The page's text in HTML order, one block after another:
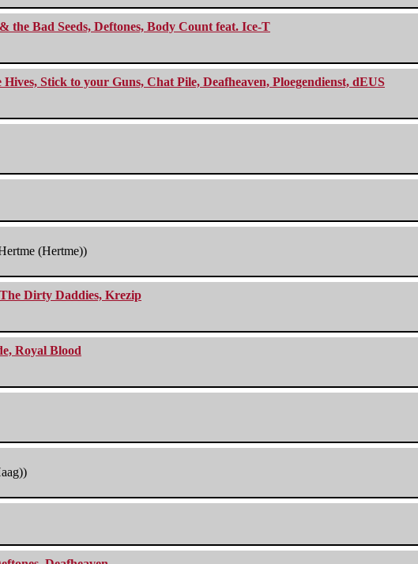
the Bad Seeds, Deftones, Body Count feat. Ice-T
Stick to your Guns, Chat Pile, Deafheaven, Ploegendienst, dEUS
(Hertme))
Dirty Daddies, Krezip
Royal Blood